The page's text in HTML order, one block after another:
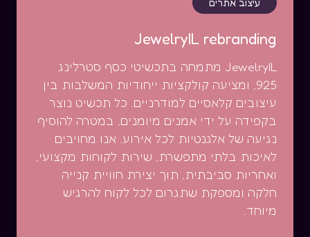
עיצוב אתרים
JewelryIL rebranding
JewelryIL מתמחה בתכשיטי כסף סטרלינג
925, ומציעה קולקציות ייחודיות המשלבות בין
עיצובים קלאסיים למודרניים. כל תכשיט נוצר
בקפידה על ידי אמנים מיומנים, במטרה להוסיף
נגיעה של אלגנטיות לכל אירוע. אנו מחויבים
לאיכות בלתי מתפשרת, שירות לקוחות מקצועי,
ואחריות סביבתית, תוך יצירת חוויית קנייה
חלקה ומספקת שתגרום לכל לקוח להרגיש
מיוחד.